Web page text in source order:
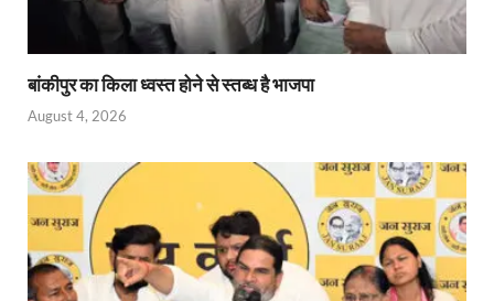
बांकीपुर का किला ध्वस्त होने से स्तब्ध है भाजपा
August 4, 2026